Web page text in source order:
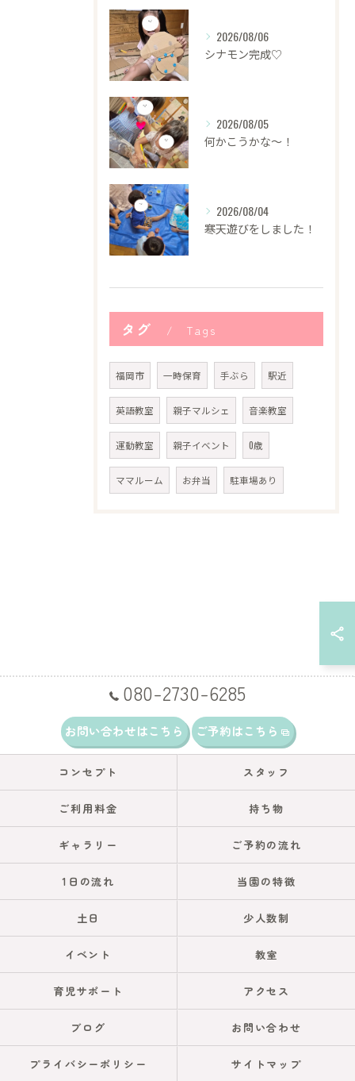
2026/08/06
シナモン完成♡
2026/08/05
何かこうかな〜！
2026/08/04
寒天遊びをしました！
タグ Tags
福岡市 一時保育 手ぶら 駅近
英語教室 親子マルシェ 音楽教室
運動教室 親子イベント 0歳
ママルーム お弁当 駐車場あり
080-2730-6285
お問い合わせはこちら ご予約はこちら
コンセプト スタッフ
ご利用料金 持ち物
ギャラリー ご予約の流れ
1日の流れ 当園の特徴
土日 少人数制
イベント 教室
育児サポート アクセス
ブログ お問い合わせ
プライバシーポリシー サイトマップ